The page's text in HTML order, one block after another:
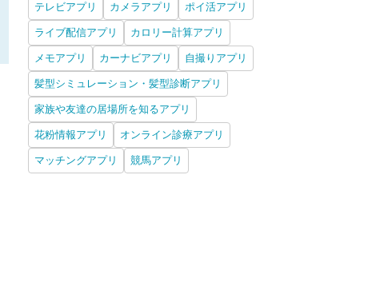
テレビアプリ カメラアプリ ポイ活アプリ
ライブ配信アプリ カロリー計算アプリ
メモアプリ カーナビアプリ 自撮りアプリ
髪型シミュレーション・髪型診断アプリ
家族や友達の居場所を知るアプリ
花粉情報アプリ オンライン診療アプリ
マッチングアプリ 競馬アプリ